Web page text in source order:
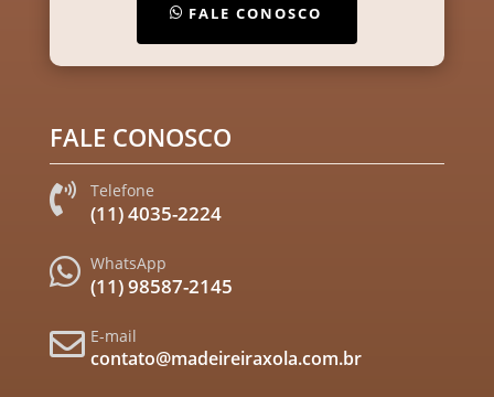
FALE CONOSCO
FALE CONOSCO
 Telefone
(11) 4035-2224
 WhatsApp
(11) 98587-2145
 E-mail
contato@madeireiraxola.com.br